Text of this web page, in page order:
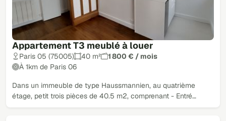
Appartement T3 meublé à louer
Paris 05 (75005) 40 m²
1 800 € / mois
À 1km de Paris 06
Dans un immeuble de type Haussmannien, au quatrième
étage, petit trois pièces de 40.5 m2, comprenant - Entré…